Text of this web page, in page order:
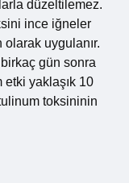
düzeltilemez.
ince iğneler
uygulanır.
gün sonra
yaklaşık 10
toksininin